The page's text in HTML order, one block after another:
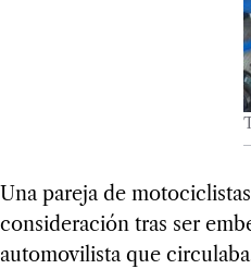
Una pareja de
consideración tras ser
automovilista que